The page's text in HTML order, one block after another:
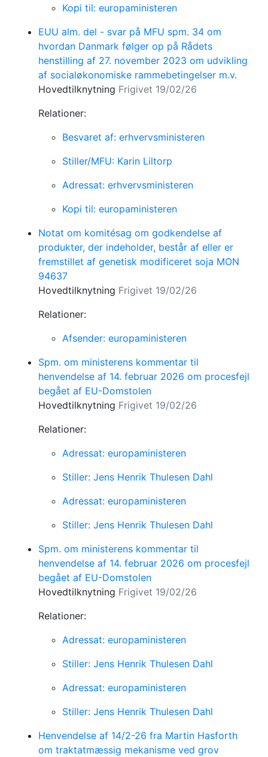
Kopi til: europaministeren
EUU alm. del - svar på MFU spm. 34 om
hvordan Danmark følger op på Rådets
henstilling af 27. november 2023 om udvikling
af socialøkonomiske rammebetingelser m.v.
Hovedtilknytning Frigivet 19/02/26
Relationer:
Besvaret af: erhvervsministeren
Stiller/MFU: Karin Liltorp
Adressat: erhvervsministeren
Kopi til: europaministeren
Notat om komitésag om godkendelse af
produkter, der indeholder, består af eller er
fremstillet af genetisk modificeret soja MON
94637
Hovedtilknytning Frigivet 19/02/26
Relationer:
Afsender: europaministeren
Spm. om ministerens kommentar til
henvendelse af 14. februar 2026 om procesfejl
begået af EU-Domstolen
Hovedtilknytning Frigivet 19/02/26
Relationer:
Adressat: europaministeren
Stiller: Jens Henrik Thulesen Dahl
Adressat: europaministeren
Stiller: Jens Henrik Thulesen Dahl
Spm. om ministerens kommentar til
henvendelse af 14. februar 2026 om procesfejl
begået af EU-Domstolen
Hovedtilknytning Frigivet 19/02/26
Relationer:
Adressat: europaministeren
Stiller: Jens Henrik Thulesen Dahl
Adressat: europaministeren
Stiller: Jens Henrik Thulesen Dahl
Henvendelse af 14/2-26 fra Martin Hasforth
om traktatmæssig mekanisme ved grov